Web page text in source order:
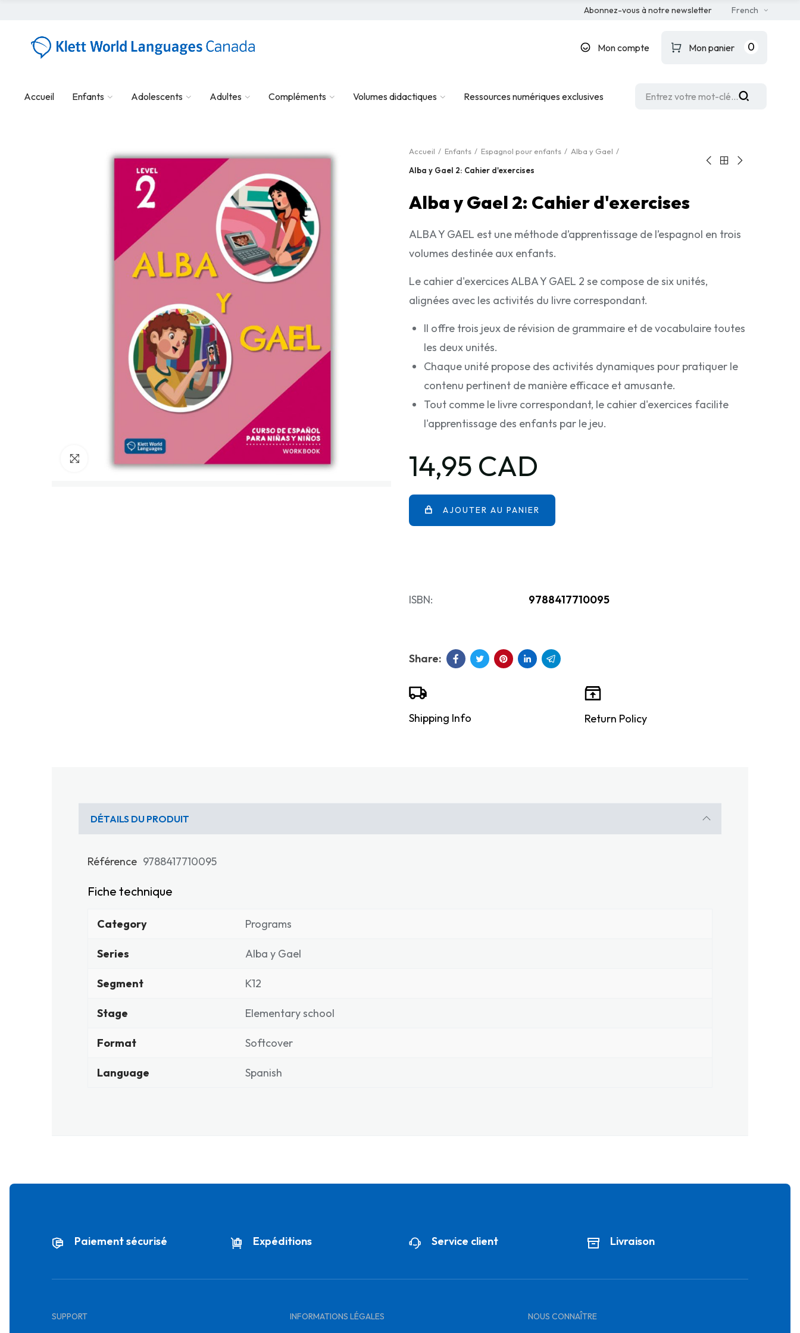
Abonnez-vous à notre newsletter French
Mon compte Mon panier 0
Accueil Enfants Adolescents Adultes Compléments Volumes didactiques Ressources numériques exclusives
Accueil Enfants Espagnol pour enfants
Alba y Gael
Alba y Gael 2: Cahier d'exercises
Alba y Gael 2: Cahier d'exercises
ALBA Y GAEL est une méthode d’apprentissage de l’espagnol en trois
volumes destinée aux enfants.
Le cahier d'exercices ALBA Y GAEL 2 se compose de six unités,
alignées avec les activités du livre correspondant.
Il offre trois jeux de révision de grammaire et de vocabulaire toutes
les deux unités.
Chaque unité propose des activités dynamiques pour pratiquer le
contenu pertinent de manière efficace et amusante.
Tout comme le livre correspondant, le cahier d'exercices facilite
l'apprentissage des enfants par le jeu.
14,95 CAD
AJOUTER AU PANIER
ISBN: 9788417710095
Shipping Info Return Policy
DÉTAILS DU PRODUIT
Référence 9788417710095
Fiche technique
Category Programs
Series Alba y Gael
Segment K12
Stage Elementary school
Format Softcover
Language Spanish
Paiement sécurisé Expéditions Service client Livraison
SUPPORT INFORMATIONS LÉGALES NOUS CONNAÎTRE